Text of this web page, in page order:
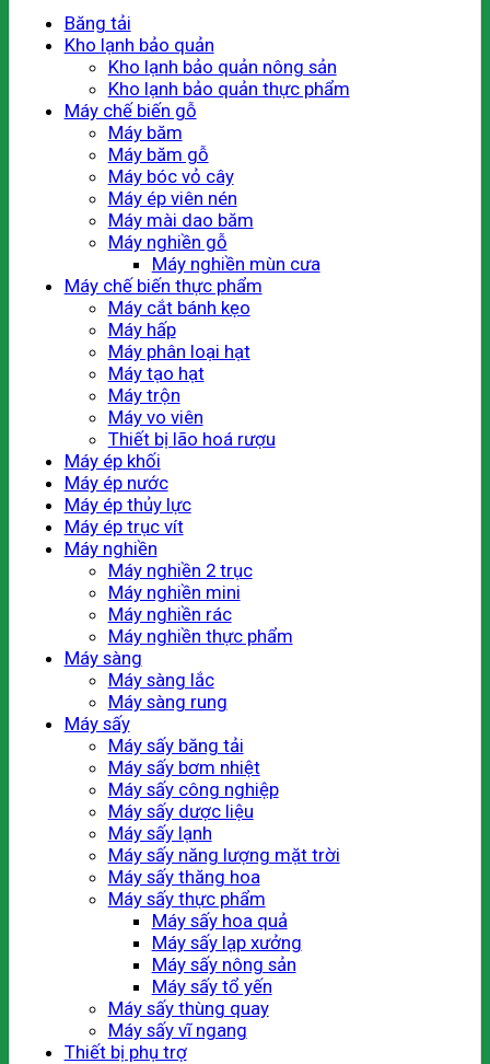
Băng tải
Kho lạnh bảo quản
Kho lạnh bảo quản nông sản
Kho lạnh bảo quản thực phẩm
Máy chế biến gỗ
Máy băm
Máy băm gỗ
Máy bóc vỏ cây
Máy ép viên nén
Máy mài dao băm
Máy nghiền gỗ
Máy nghiền mùn cưa
Máy chế biến thực phẩm
Máy cắt bánh kẹo
Máy hấp
Máy phân loại hạt
Máy tạo hạt
Máy trộn
Máy vo viên
Thiết bị lão hoá rượu
Máy ép khối
Máy ép nước
Máy ép thủy lực
Máy ép trục vít
Máy nghiền
Máy nghiền 2 trục
Máy nghiền mini
Máy nghiền rác
Máy nghiền thực phẩm
Máy sàng
Máy sàng lắc
Máy sàng rung
Máy sấy
Máy sấy băng tải
Máy sấy bơm nhiệt
Máy sấy công nghiệp
Máy sấy dược liệu
Máy sấy lạnh
Máy sấy năng lượng mặt trời
Máy sấy thăng hoa
Máy sấy thực phẩm
Máy sấy hoa quả
Máy sấy lạp xưởng
Máy sấy nông sản
Máy sấy tổ yến
Máy sấy thùng quay
Máy sấy vĩ ngang
Thiết bị phụ trợ